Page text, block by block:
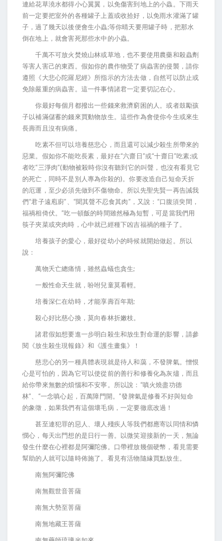
連給花草澆水都得小心翼翼，以免傷害到地上的小蟲。下雨天
前一定要把室外的各種罐子上蓋或收拾好，以免雨水灌滿了罐
子，過了幾天以後便會生小蟲;等你晴天要用罐子時，把那水
倒在地上，就會害死那些水中的小蟲。
千萬不可放火焚燒山林或草地，也不要使用農藥和殺蟲劑
等害人害己的東西。假如你的農作物受了病蟲害的侵襲，請你
遵照《大悲心陀羅尼經》所指示的方法去做，自然可以防止或
免除嚴重的病蟲害。這一件事情諸君一定要切記在心。
你最好每個月都撥出一些錢來救濟窮困的人。或者鼓勵孩
子以補滿儲蓄的錢來買動物放生。這些作為會使你今生或來生
長壽而且沒有病痛。
吃素不但可以培養慈悲心，而且還可以減少殺生所帶來的
惡業。假如你不能吃長素，最好在“六齋日 ”或“十齋日”吃素;或
者吃“三淨肉”(動物被殺時你沒有聽到它的叫聲，也沒有看見它
的死亡，同時不是別人專為你殺的)。你要改造自己短命夭折
的厄運，至少必須先做到不傷物命。所以先聖先賢一再告誡我
們 “君子遠庖廚” 、 “聞其聲不忍食其肉” ，又說： “口腹須臾間，
福禍相倚伏。”吃一頓飯的時間雖然極為短暫，可是當我們用
筷子夾菜或夾肉時，心中就已經種下凶吉福禍的種子了。
培養孩子的愛心，最好從幼小的時候就開始做起。所以
說：
萬物夭亡總痛情，雖然蟲蟻也貪生;
一般性命天生就，吩咐兒童莫看輕。
培養深仁在幼時，才能享壽百年期;
殺心好比慈心換，莫向春林折嫩枝。
諸君假如想要進一步明白殺生和放生對命運的影響，請參
閱《放生殺生現報錄》和《護生畫集》！
慈悲心的另一種具體表現就是待人和藹，不發脾氣。憎恨
心是可怕的，因為它可以使從前的善行和修養化為灰燼，而且
給你帶來無數的煩惱和不安寧。所以說： “嗔火燒盡功德
林”、 “一念嗔心起，百萬障門開。”發脾氣是修養不好與短命
的象徵，如果我們有這個壞毛病，一定要徹底改過！
甚至連犯罪的惡人、壞人殘疾人等我們都應寄以同情和憐
憫心，每天出門想的是日行一善。以微笑迎接新的一天，無論
發生什麼在心裡都是阿彌陀佛。口帶裡放幾個硬幣，看見需要
幫助的人就可以隨時佈施了。看見有活物隨緣買點放生。
南無阿彌陀佛
南無觀世音菩薩
南無大勢至菩薩
南無地藏王菩薩